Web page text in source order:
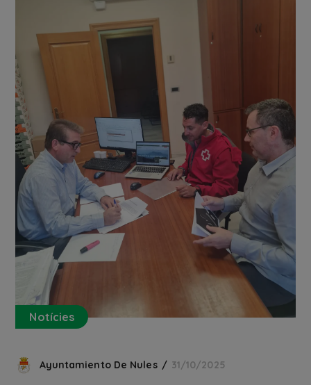
Notícies
Ayuntamiento De Nules 31/10/2025